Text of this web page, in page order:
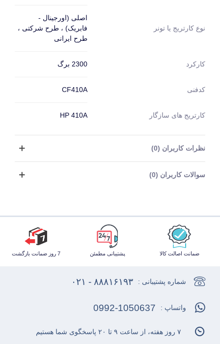
نوع کارتریج یا تونر
اصلی (اورجینال -
فابریک) ، طرح شرکتی ،
طرح ایرانی
کارکرد 2300 برگ
کدفنی CF410A
کارتریج های سازگار HP 410A
نظرات کاربران (0)
سوالات کاربران (0)
ضمانت اصالت کالا پشتیبانی مطمئن 7 روز ضمانت بازگشت
شماره پشتیبانی : ۸۸۸۱۶۱۹۳ - ۰۲۱
واتساپ : 0992-1050637
۷ روز هفته، از ساعت ۹ تا ۲۰ پاسخگوی شما هستیم